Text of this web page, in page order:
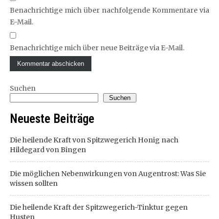
Benachrichtige mich über nachfolgende Kommentare via
E-Mail.
Benachrichtige mich über neue Beiträge via E-Mail.
Suchen
Suchen
Neueste Beiträge
Die heilende Kraft von Spitzwegerich Honig nach
Hildegard von Bingen
Die möglichen Nebenwirkungen von Augentrost: Was Sie
wissen sollten
Die heilende Kraft der Spitzwegerich-Tinktur gegen
Husten